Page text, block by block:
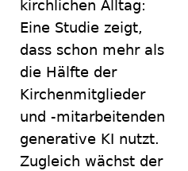
kirchlichen Alltag:
Eine Studie zeigt,
dass schon mehr als
die Hälfte der
Kirchenmitglieder
und -mitarbeitenden
generative KI nutzt.
Zugleich wächst der